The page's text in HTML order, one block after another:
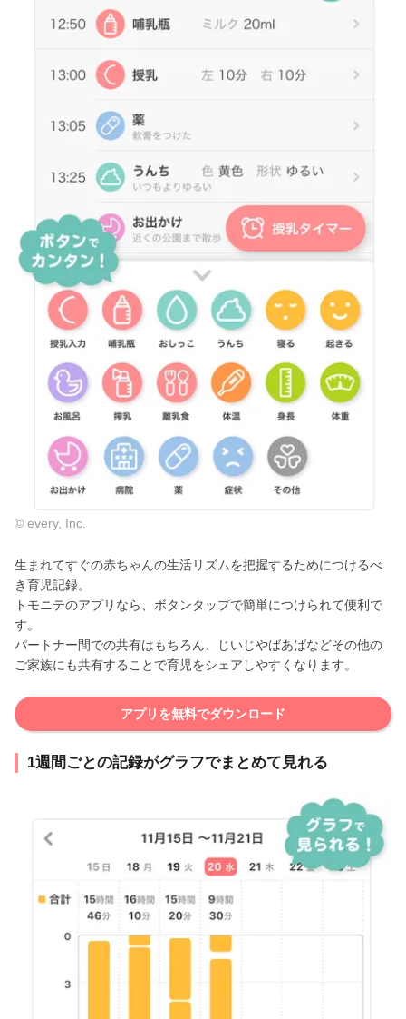
© every, Inc.
生まれてすぐの赤ちゃんの生活リズムを把握するためにつけるべ
き育児記録。
トモニテのアプリなら、ボタンタップで簡単につけられて便利で
す。
パートナー間での共有はもちろん、じいじやばあばなどその他の
ご家族にも共有することで育児をシェアしやすくなります。
アプリを無料でダウンロード
1週間ごとの記録がグラフでまとめて見れる